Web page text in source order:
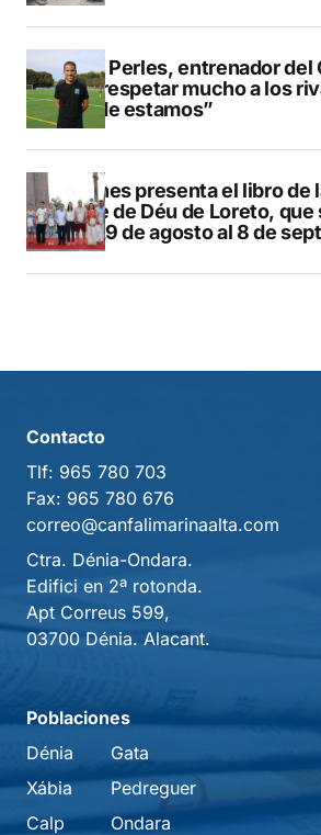
Pere Perles, entrenador del
que respetar mucho a los
dónde estamos”
Duanes presenta el libro de
Mare de Déu de Loreto,
del 29 de agosto al 8 de
Contacto
Tlf: 965 780 703
Fax: 965 780 676
correo@canfalimarinaalta.com
Ctra. Dénia-Ondara.
Edifici en 2ª rotonda.
Apt Correus 599,
03700 Dénia. Alacant.
Poblaciones
Dénia
Xábia
Calp
Gata
Pedreguer
Ondara